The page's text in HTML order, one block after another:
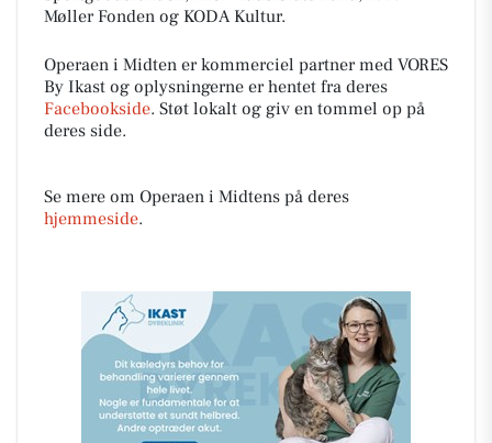
Møller Fonden og KODA Kultur.
Operaen i Midten er kommerciel partner med VORES
By Ikast og oplysningerne er hentet fra deres
Facebookside. Støt lokalt og giv en tommel op på
deres side.
Se mere om Operaen i Midtens på deres
hjemmeside.